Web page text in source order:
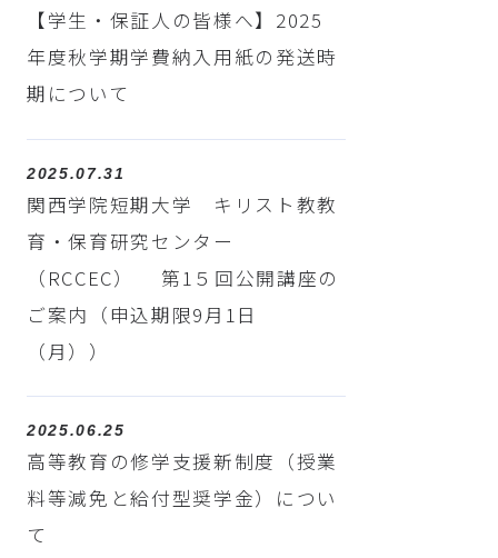
【学生・保証人の皆様へ】2025
年度秋学期学費納入用紙の発送時
期について
2025.07.31
関西学院短期大学 キリスト教教
育・保育研究センター
（RCCEC） 第1５回公開講座の
ご案内（申込期限9月1日
（月））
2025.06.25
高等教育の修学支援新制度（授業
料等減免と給付型奨学金）につい
て